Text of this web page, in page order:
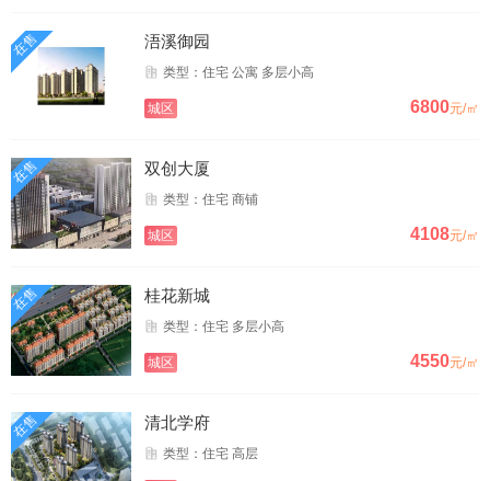
在售 浯溪御园
类型：住宅 公寓 多层小高
城区 6800元/㎡
在售 双创大厦
类型：住宅 商铺
城区 4108元/㎡
在售 桂花新城
类型：住宅 多层小高
城区 4550元/㎡
在售 清北学府
类型：住宅 高层